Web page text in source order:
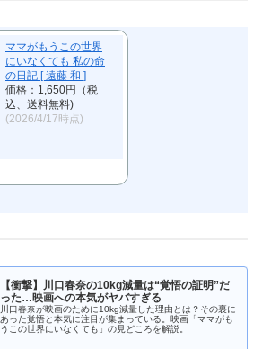
ママがもうこの世界
にいなくても 私の命
の日記 [ 遠藤 和 ]
価格：1,650円（税
込、送料無料)
(2026/4/17時点)
【衝撃】川口春奈の10kg減量は“覚悟の証明”だ
った…映画への本気がヤバすぎる
川口春奈が映画のために10kg減量した理由とは？その裏に
あった覚悟と本気に注目が集まっている。映画「ママがも
うこの世界にいなくても」の見どころを解説。